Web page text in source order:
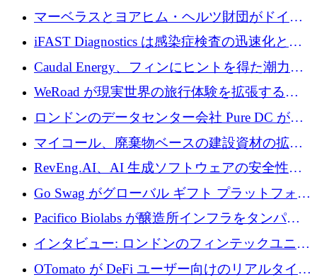
を与える
マーベラスとヨアヒム・ヘルツ財団がドイツ
の商業化ギャップを埋めるために2,000万ユー
ロのディープテック基金を立ち上げる
iFAST Diagnostics は感染症検査の迅速化と抗
菌薬耐性への取り組みに 500 万ポンドを寄付
Caudal Energy、フィンにヒントを得た潮力発
電技術の規模拡大に向けて 430 万ポンドを調
WeRoad が現実世界の旅行体験を拡張するた
めに 5,800 万ドルを獲得
ロンドンのデータセンター会社 Pure DC が欧
州と中東の拡張に 27 億ドルを確保
マイコール、廃棄物ベースの建設資材の拡大
に400万ポンドを投資
RevEng.AI、AI 生成ソフトウェアの安全性を
確保するために 1,500 万ドルを調達
Go Swag がグローバル ギフト プラットフォー
ムを拡大するために 500 万ドルを調達
Pacifico Biolabs が醸造所インフラをタンパク
質生産に転換するために 700 万ユーロを調達
インタビュー: ロンドンのフィンテックユニコ
ーン Tide の CEO、オリバー・プリル氏
OTomato が DeFi ユーザー向けのリアルタイム